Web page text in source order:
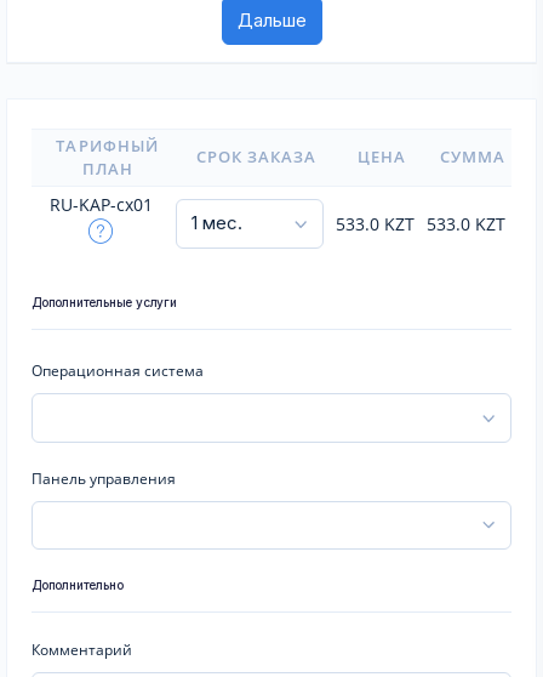
ТАРИФНЫЙ
ПЛАН
СРОК ЗАКАЗА ЦЕНА СУММА
RU-KAP-cx01
533.0 KZT 533.0 KZT
Дополнительные услуги
Операционная система
Панель управления
Дополнительно
Комментарий